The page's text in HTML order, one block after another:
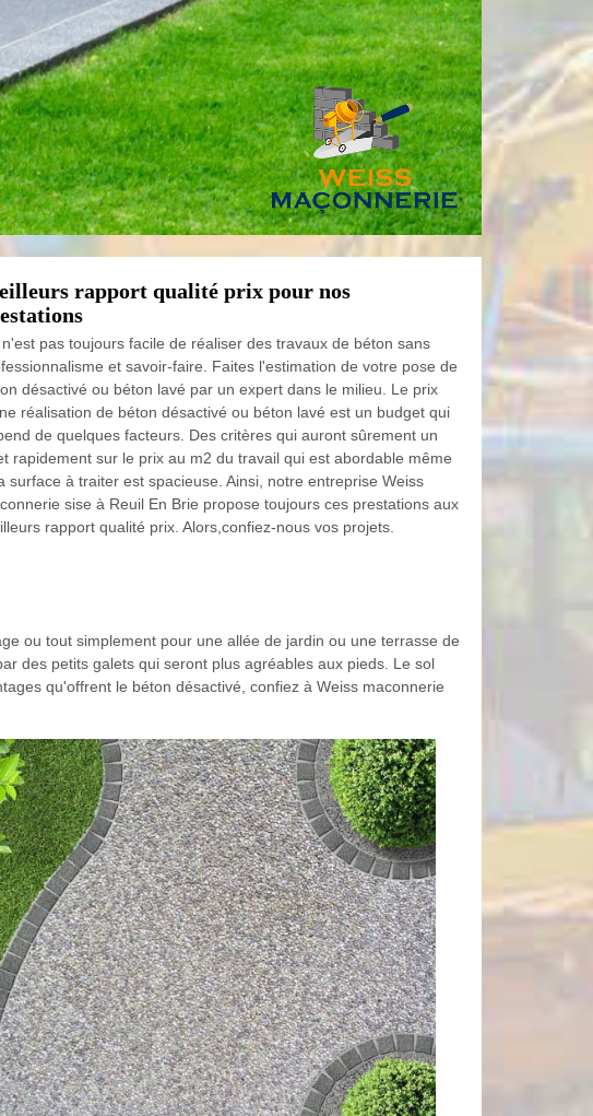
rapport qualité prix pour nos
pas toujours facile de réaliser des travaux de béton sans
et savoir-faire. Faites l'estimation de votre pose de
désactivé ou béton lavé par un expert dans le milieu. Le prix
réalisation de béton désactivé ou béton lavé est un budget qui
de quelques facteurs. Des critères qui auront sûrement un
rapidement sur le prix au m2 du travail qui est abordable même
surface à traiter est spacieuse. Ainsi, notre entreprise Weiss
sise à Reuil En Brie propose toujours ces prestations aux
rapport qualité prix. Alors,confiez-nous vos projets.
ou tout simplement pour une allée de jardin ou une terrasse de
des petits galets qui seront plus agréables aux pieds. Le sol
qu'offrent le béton désactivé, confiez à Weiss maconnerie